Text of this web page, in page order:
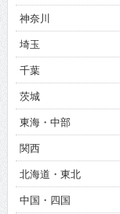
神奈川
埼玉
千葉
茨城
東海・中部
関西
北海道・東北
中国・四国